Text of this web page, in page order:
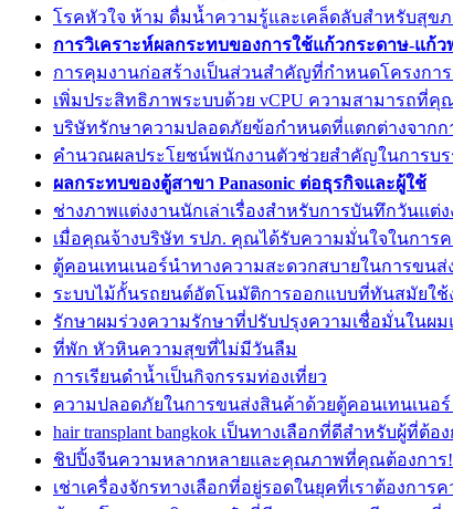
โรคหัวใจ ห้าม ดื่มน้ำความรู้และเคล็ดลับสำหรับสุข
การวิเคราะห์ผลกระทบของการใช้แก้วกระดาษ-แ
การคุมงานก่อสร้างเป็นส่วนสำคัญที่กำหนดโครงการ
เพิ่มประสิทธิภาพระบบด้วย vCPU ความสามารถที่คุ
บริษัทรักษาความปลอดภัยข้อกำหนดที่แตกต่างจากก
คำนวณผลประโยชน์พนักงานตัวช่วยสำคัญในการบร
ผลกระทบของตู้สาขา Panasonic ต่อธุรกิจและผู้ใช้
ช่างภาพแต่งงานนักเล่าเรื่องสำหรับการบันทึกวันแต่
เมื่อคุณจ้างบริษัท รปภ. คุณได้รับความมั่นใจในการ
ตู้คอนเทนเนอร์นำทางความสะดวกสบายในการขนส่
ระบบไม้กั้นรถยนต์อัตโนมัติการออกแบบที่ทันสมัยใช้
รักษาผมร่วงความรักษาที่ปรับปรุงความเชื่อมั่นในผม
ที่พัก หัวหินความสุขที่ไม่มีวันลืม
การเรียนดำน้ำเป็นกิจกรรมท่องเที่ยว
ความปลอดภัยในการขนส่งสินค้าด้วยตู้คอนเทนเนอ
hair transplant bangkok เป็นทางเลือกที่ดีสำหรับผู้ที่ต้
ชิปปิ้งจีนความหลากหลายและคุณภาพที่คุณต้องการ!
เช่าเครื่องจักรทางเลือกที่อยู่รอดในยุคที่เราต้องการ